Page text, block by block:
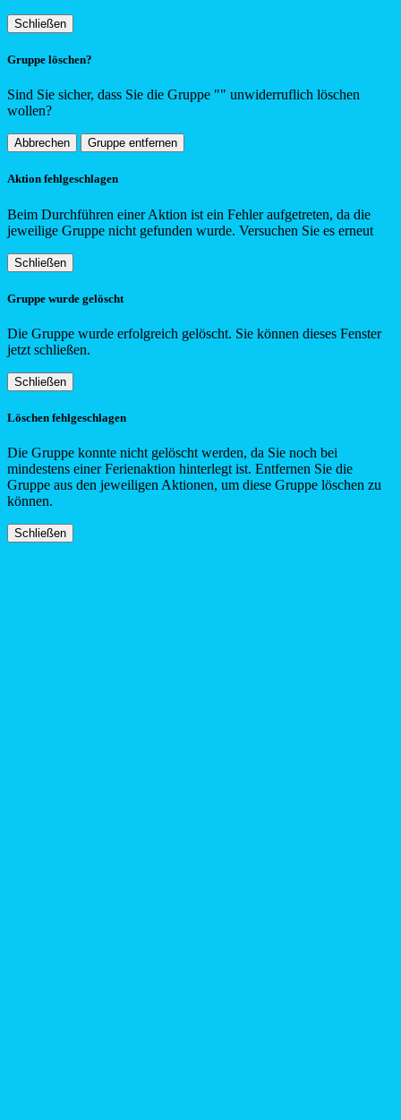
Schließen
Gruppe löschen?
Sind Sie sicher, dass Sie die Gruppe "" unwiderruflich löschen
wollen?
Abbrechen Gruppe entfernen
Aktion fehlgeschlagen
Beim Durchführen einer Aktion ist ein Fehler aufgetreten, da die
jeweilige Gruppe nicht gefunden wurde. Versuchen Sie es erneut
Schließen
Gruppe wurde gelöscht
Die Gruppe wurde erfolgreich gelöscht. Sie können dieses Fenster
jetzt schließen.
Schließen
Löschen fehlgeschlagen
Die Gruppe konnte nicht gelöscht werden, da Sie noch bei
mindestens einer Ferienaktion hinterlegt ist. Entfernen Sie die
Gruppe aus den jeweiligen Aktionen, um diese Gruppe löschen zu
können.
Schließen